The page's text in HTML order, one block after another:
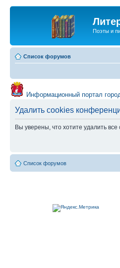
Поэты и
Список форумов
Информационный портал
Удалить cookies
Вы уверены, что хотите удалить
Список форумов